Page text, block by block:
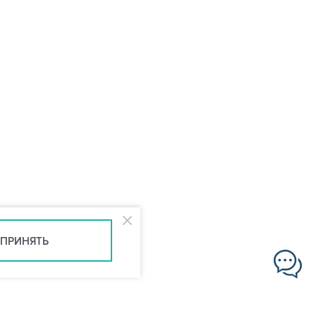
ПРИНЯТЬ